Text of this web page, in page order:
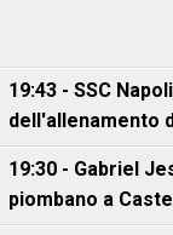
19:43 - SSC
dell'allenamento
19:30 - Gabriel
piombano a